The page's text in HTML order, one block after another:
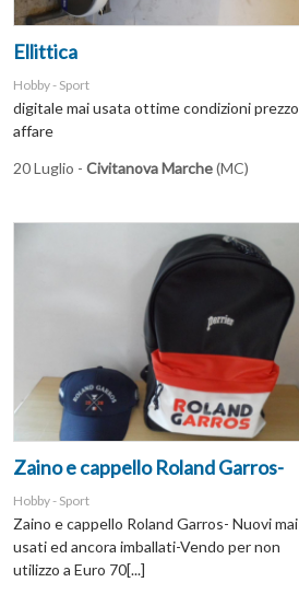
Ellittica
Hobby - Sport
digitale mai usata ottime condizioni prezzo
affare
20 Luglio - Civitanova Marche(MC)
Zaino e cappello Roland Garros-
Hobby - Sport
Zaino e cappello Roland Garros- Nuovi mai
usati ed ancora imballati-Vendo per non
utilizzo a Euro 70[...]